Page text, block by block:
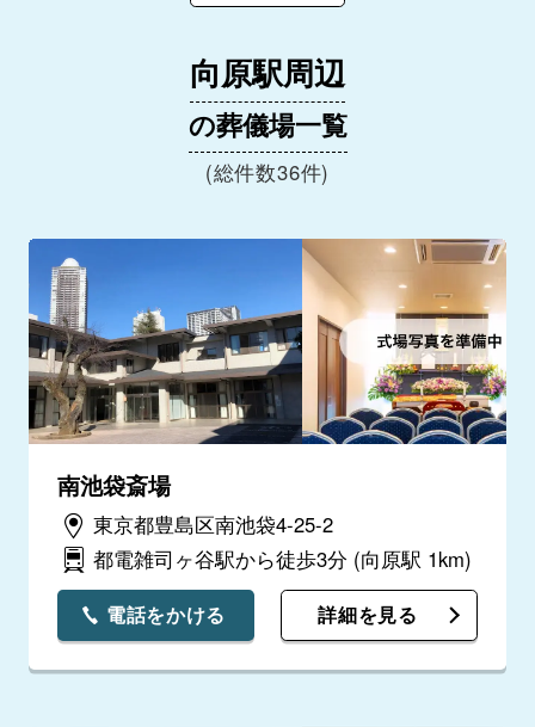
向原駅周辺
の葬儀場一覧
(総件数36件)
南池袋斎場
東京都豊島区南池袋4-25-2
都電雑司ヶ谷駅から徒歩3分 (向原駅 1km)
電話をかける 詳細を見る